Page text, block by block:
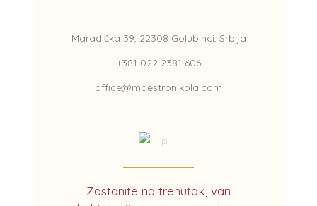
Maradička 39, 22308 Golubinci, Srbija
+381 022 2381 606
office@maestronikola.com
Zastanite na trenutak, van